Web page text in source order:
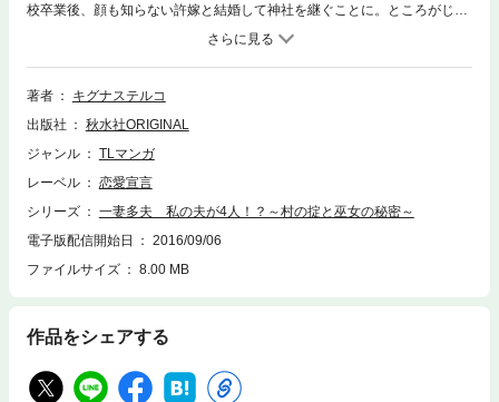
校卒業後、顔も知らない許嫁と結婚して神社を継ぐことに。ところがじー
ちゃんに紹介されたお婿さんは4人！ 実はウチは「一妻多夫」制の家系
だった…。しかも、全員と順番に初夜を迎えるって、つまり全員とセック
スするの!? 私、処女なのに、お婿さんのひとり綾世には、会ったその日
にファーストキスを奪われ、襲われてイカされて…。嫌なのに気持ちいい
著者
キグナステルコ
出版社
秋水社ORIGINAL
ジャンル
TLマンガ
レーベル
恋愛宣言
シリーズ
一妻多夫 私の夫が4人！？～村の掟と巫女の秘密～
電子版配信開始日
2016/09/06
ファイルサイズ
8.00 MB
作品をシェアする